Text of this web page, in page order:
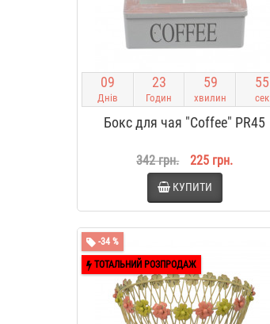
09
Днів
23
Годин
59
хвилин
54
сек
Бокс для чая "Coffee" PR45
342 грн. 225 грн.
КУПИТИ
-34 %
ТОТАЛЬНИЙ РОЗПРОДАЖ